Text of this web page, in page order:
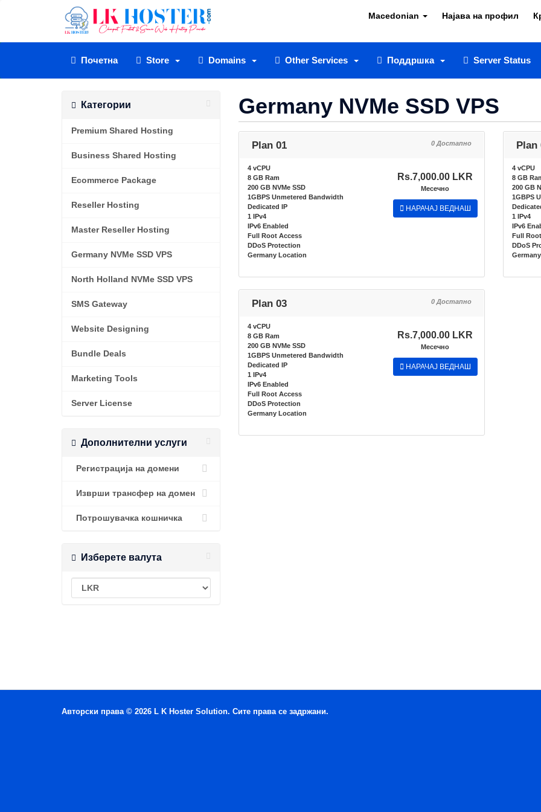
Macedonian Најава на профил
Почетна Store Domains Other Services Поддршка Server Status
Категории
Premium Shared Hosting
Business Shared Hosting
Ecommerce Package
Reseller Hosting
Master Reseller Hosting
Germany NVMe SSD VPS
North Holland NVMe SSD VPS
SMS Gateway
Website Designing
Bundle Deals
Marketing Tools
Server License
Дополнителни услуги
Регистрација на домени
Изврши трансфер на домен
Потрошувачка кошничка
Изберете валута
Germany NVMe SSD VPS
Plan 01 0 Достапно
4 vCPU
8 GB Ram
200 GB NVMe SSD
1GBPS Unmetered Bandwidth
Dedicated IP
1 IPv4
IPv6 Enabled
Full Root Access
DDoS Protection
Germany Location
Rs.7,000.00 LKR
Месечно
НАРАЧАЈ ВЕДНАШ
Plan
4 vCPU
8 GB
200 GB
1GBPS
1 IPv4
IPv6
Full
DDoS
Plan 03 0 Достапно
4 vCPU
8 GB Ram
200 GB NVMe SSD
1GBPS Unmetered Bandwidth
Dedicated IP
1 IPv4
IPv6 Enabled
Full Root Access
DDoS Protection
Germany Location
Rs.7,000.00 LKR
Месечно
НАРАЧАЈ ВЕДНАШ
Авторски права © 2026 L K Hoster Solution. Сите права се задржани.